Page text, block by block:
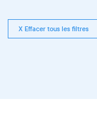
X Effacer tous les filtres